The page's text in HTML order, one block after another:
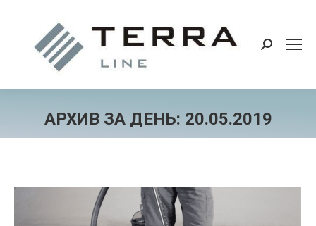
Поиск:
АРХИВ ЗА ДЕНЬ: 20.05.2019
Вы здесь: